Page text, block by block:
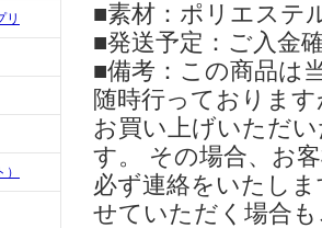
リ
■素材：ポリエステ
■発送予定：ご入金
■備考：この商品は
随時行っておりま
お買い上げいただ
す。 その場合、お
必ず連絡をいたし
せていただく場合